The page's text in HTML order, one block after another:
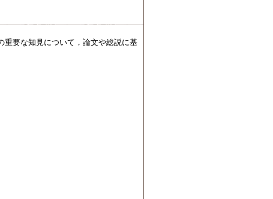
重要な知見について，論文や総説に基